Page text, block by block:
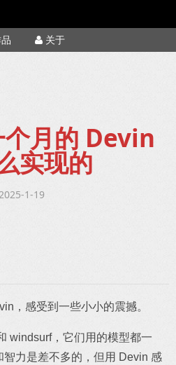
关于
月的 Devin
实现的
1-19
，感受到一些小小的震撼。
windsurf，它们用的模型都一
力是差不多的，但用 Devin 感